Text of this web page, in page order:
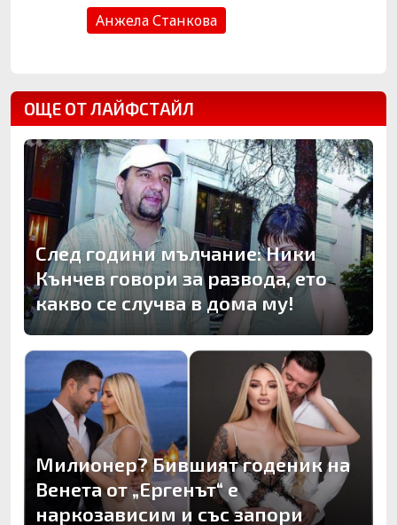
Анжела Станкова
ОЩЕ ОТ ЛАЙФСТАЙЛ
След години мълчание: Ники
Кънчев говори за развода, ето
какво се случва в дома му!
Милионер? Бившият годеник на
Венета от „Ергенът“ е
наркозависим и със запори